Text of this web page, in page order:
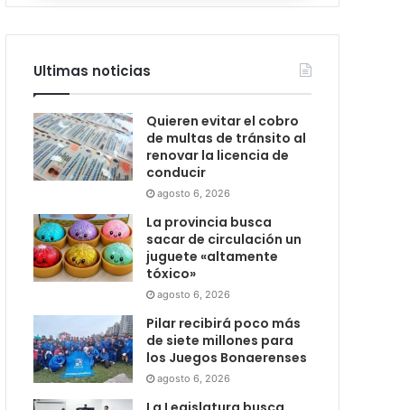
Ultimas noticias
Quieren evitar el cobro
de multas de tránsito al
renovar la licencia de
conducir
agosto 6, 2026
La provincia busca
sacar de circulación un
juguete «altamente
tóxico»
agosto 6, 2026
Pilar recibirá poco más
de siete millones para
los Juegos Bonaerenses
agosto 6, 2026